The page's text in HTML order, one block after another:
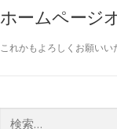
ホームページ
これかもよろしくお願いい